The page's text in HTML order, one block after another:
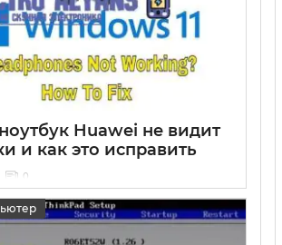
Huawei не видит
и как это исправить
0